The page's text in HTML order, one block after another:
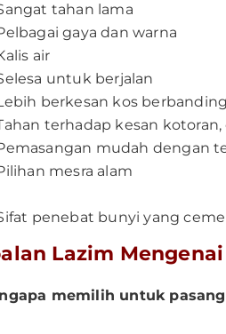
tahan lama
gaya dan warna
air
untuk berjalan
berkesan kos
terhadap kesan
mudah dengan
mesra alam
penebat bunyi yang
Lazim
memilih untuk